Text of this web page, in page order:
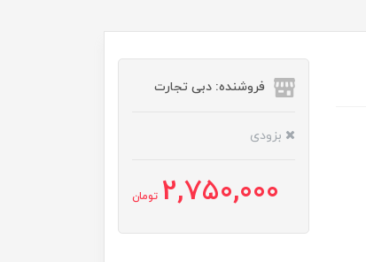
فروشنده: دبی تجارت
بزودی
2,750,000 تومان